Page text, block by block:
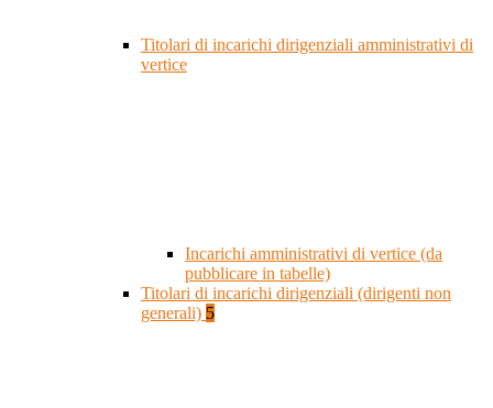
Titolari di incarichi dirigenziali amministrativi di
vertice
Incarichi amministrativi di vertice (da
pubblicare in tabelle)
Titolari di incarichi dirigenziali (dirigenti non
generali) 5